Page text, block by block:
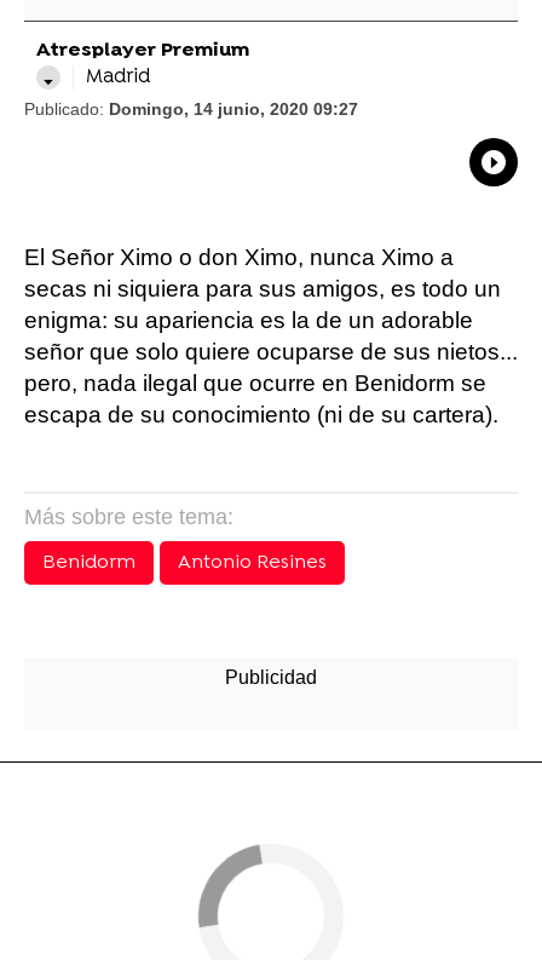
Atresplayer Premium
Madrid
Publicado: Domingo, 14 junio, 2020 09:27
El Señor Ximo o don Ximo, nunca Ximo a
secas ni siquiera para sus amigos, es todo un
enigma: su apariencia es la de un adorable
señor que solo quiere ocuparse de sus nietos...
pero, nada ilegal que ocurre en Benidorm se
escapa de su conocimiento (ni de su cartera).
Más sobre este tema:
Benidorm
Antonio Resines